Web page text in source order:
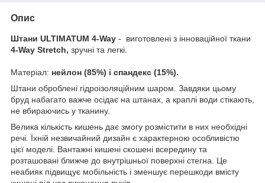
Опис
Штани ULTIMATUM 4-Way - виготовлені з інноваційної ткани
4-Way Stretch, зручні та легкі.
Матеріал: нейлон (85%) і спандекс (15%).
Штани оброблені гідроізоляційним шаром. Завдяки цьому
бруд набагато важче осідає на штанах, а краплі води стікають,
не вбираючись у тканину.
Велика кількість кишень дає змогу розмістити в них необхідні
речі. Їхній незвичайний дизайн є характерною особливістю
цієї моделі. Вантажні кишені скошені всередину та
розташовані ближче до внутрішньої поверхні стегна. Це
неабияк підвищує мобільність і зменшує перешкоди вмісту